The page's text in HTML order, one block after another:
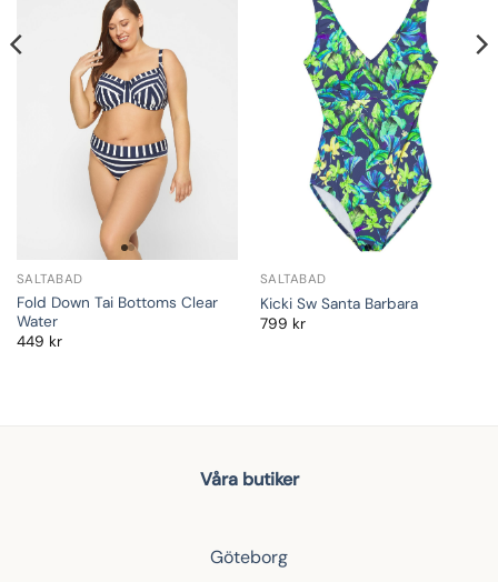
SALTABAD
Fold Down Tai Bottoms Clear
Water
449 kr
SALTABAD
Kicki Sw Santa Barbara
799 kr
Våra butiker
Göteborg